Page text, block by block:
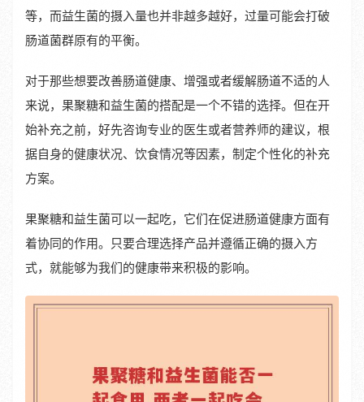
等，而益生菌的摄入量也并非越多越好，过量可能会打破
肠道菌群原有的平衡。
对于那些想要改善肠道健康、增强或者缓解肠道不适的人
来说，果聚糖和益生菌的搭配是一个不错的选择。但在开
始补充之前，好先咨询专业的医生或者营养师的建议，根
据自身的健康状况、饮食情况等因素，制定个性化的补充
方案。
果聚糖和益生菌可以一起吃，它们在促进肠道健康方面有
着协同的作用。只要合理选择产品并遵循正确的摄入方
式，就能够为我们的健康带来积极的影响。